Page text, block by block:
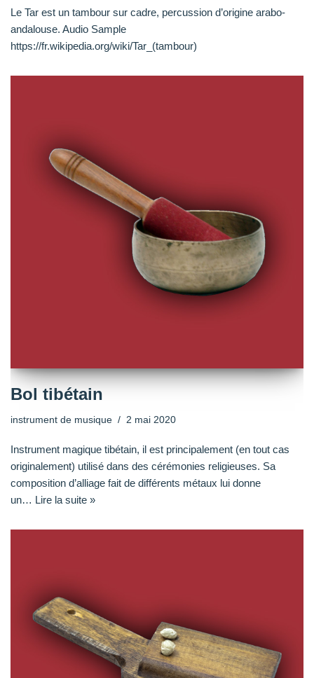
Le Tar est un tambour sur cadre, percussion d’origine arabo-
andalouse. Audio Sample
https://fr.wikipedia.org/wiki/Tar_(tambour)
Bol tibétain
instrument de musique 2 mai 2020
Instrument magique tibétain, il est principalement (en tout cas
originalement) utilisé dans des cérémonies religieuses. Sa
composition d’alliage fait de différents métaux lui donne
un… Lire la suite »